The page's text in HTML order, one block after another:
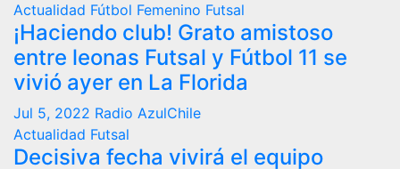
Actualidad Fútbol Femenino Futsal
¡Haciendo club! Grato amistoso
entre leonas Futsal y Fútbol 11 se
vivió ayer en La Florida
Jul 5, 2022 Radio AzulChile
Actualidad Futsal
Decisiva fecha vivirá el equipo